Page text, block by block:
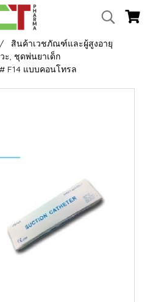
สินค้าเวชภัณฑ์และผู้สูงอายุ
ะ, ชุดพ่นยาเด็ก
F14 แบบคอนโทรล